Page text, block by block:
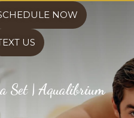
NOW
US
Set | Aqualibrium